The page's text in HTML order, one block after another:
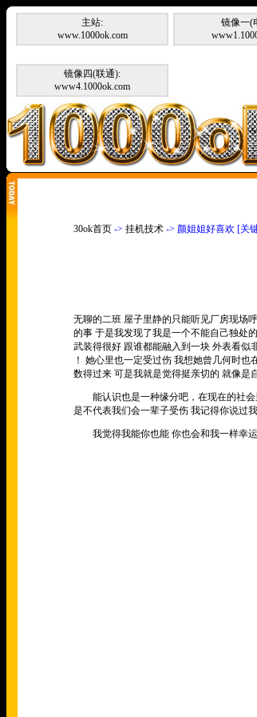
主站:
www.1000ok.com
镜像一(
镜像四(联通):
www4.1000ok.com
30ok首页 -> 挂机技术 -> 颜姐姐好喜欢 [关
无聊的二班 屋子里静的只能听见厂房现场
的事 于是我发现了我是一个不能自己独处
武装得很好 跟谁都能融入到一块 外表看似
！ 她心里也一定受过伤 我想她曾几何时
数得过来 可是我就是觉得挺亲切的 就像是
能认识也是一种缘分吧，在现在的社会
是不代表我们会一辈子受伤 我记得你说过
我觉得我能你也能 你也会和我一样幸运